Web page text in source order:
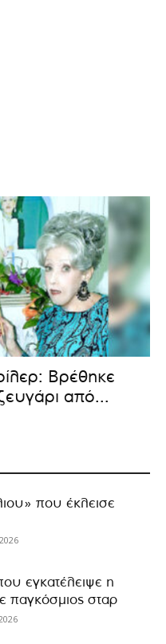
Βρέθηκε
από...
που έκλεισε
εγκατέλειψε η
παγκόσμιος σταρ